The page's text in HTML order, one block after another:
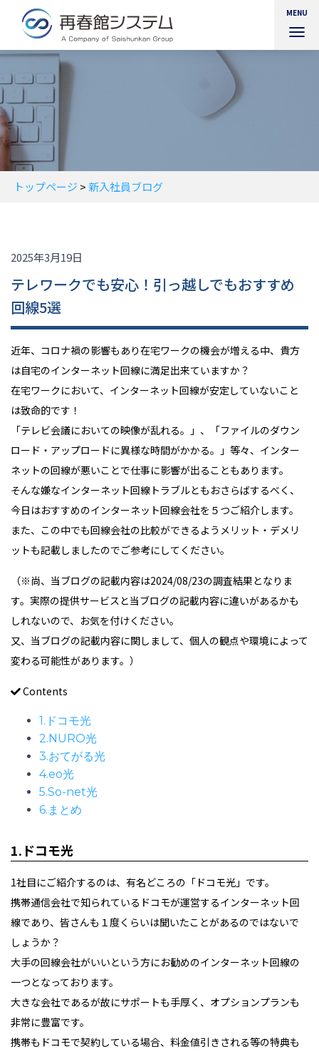
MENU
トップページ > 新入社員ブログ
2025年3月19日
テレワークでも安心！引っ越しでもおすすめ
回線5選
近年、コロナ禍の影響もあり在宅ワークの機会が増える中、貴方
は自宅のインターネット回線に満足出来ていますか？
在宅ワークにおいて、インターネット回線が安定していないこと
は致命的です！
「テレビ会議においての映像が乱れる。」、「ファイルのダウン
ロード・アップロードに異様な時間がかかる。」等々、インター
ネットの回線が悪いことで仕事に影響が出ることもあります。
そんな嫌なインターネット回線トラブルともおさらばするべく、
今日はおすすめのインターネット回線会社を５つご紹介します。
また、この中でも回線会社の比較ができるようメリット・デメリ
ットも記載しましたのでご参考にしてください。
（※尚、当ブログの記載内容は2024/08/23の調査結果となりま
す。実際の提供サービスと当ブログの記載内容に違いがあるかも
しれないので、お気を付けください。
又、当ブログの記載内容に関しまして、個人の観点や環境によって
変わる可能性があります。）
Contents
1.ドコモ光
2.NURO光
3.おてがる光
4.eo光
5.So-net光
6.まとめ
1.ドコモ光
1社目にご紹介するのは、有名どころの「ドコモ光」です。
携帯通信会社で知られているドコモが運営するインターネット回
線であり、皆さんも１度くらいは聞いたことがあるのではないで
しょうか？
大手の回線会社がいいという方にお勧めのインターネット回線の
一つとなっております。
大きな会社であるが故にサポートも手厚く、オプションプランも
非常に豊富です。
携帯もドコモで契約している場合、料金値引きされる等の特典も